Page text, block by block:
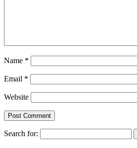
Name *
Email *
Website
Search for: